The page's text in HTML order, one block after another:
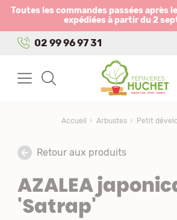
Toutes les commandes passées
expédiées à partir du 2
02 99 96 97 31
Accueil Arbustes Petit
Retour aux produits
AZALEA
'Satrap'
Panneau de gestion des cookies